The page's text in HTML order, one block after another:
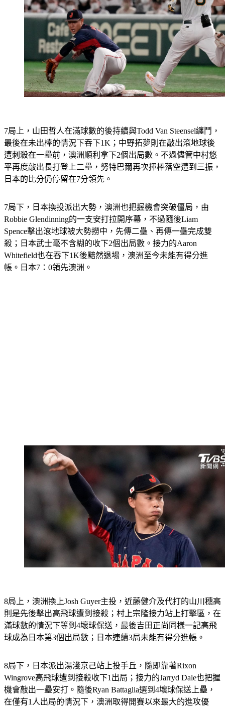
7局上，山田哲人在滿球數的後持續與Todd Van Steensel纏鬥，
最後在未出棒的情況下吞下1K；中野拓夢則在敲出滾地球後
遭刺殺在一壘前，澳洲順利拿下2個出局數。不過儘管中村悠
平再度敲出長打登上二壘，努特巴爾再次揮棒落空遭到三振，
日本的比分仍停留在7分領先。
7局下，日本換投派出大勢，澳洲也把握機會突破僵局，由
Robbie Glendinning的一支安打拉開序幕，不過隨後Liam
Spence擊出滾地球被大勢撈中，先傳二壘、再傳一壘完成雙
殺；日本武士毫不含糊的收下2個出局數。接力的Aaron
Whitefield也在吞下1K後黯然退場，澳洲至今未能有得分進
帳。日本7：0領先澳洲。
8局上，澳洲換上Josh Guyer主投，近藤健介及代打的山川穗高
則是先後擊出高飛球遭到接殺；村上宗隆接力站上打擊區，在
滿球數的情況下等到4壞球保送，最後吉田正尚同樣一記高飛
球成為日本第3個出局數；日本連續3局未能有得分進帳。
8局下，日本派出湯淺京己站上投手丘，隨即靠著Rixon
Wingrove高飛球遭到接殺收下1出局；接力的Jarryd Dale也把握
機會敲出一壘安打。隨後Ryan Battaglia選到4壞球保送上壘，
在僅有1人出局的情況下，澳洲取得開賽以來最大的進攻優